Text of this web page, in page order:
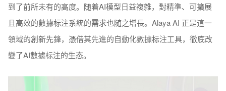
到了前所未有的高度。随着AI模型日益複雜，對精準、可擴展
且高效的數據标注系統的需求也随之增長。Alaya AI 正是這一
領域的創新先鋒，憑借其先進的自動化數據标注工具，徹底改
變了AI數據标注的生态。